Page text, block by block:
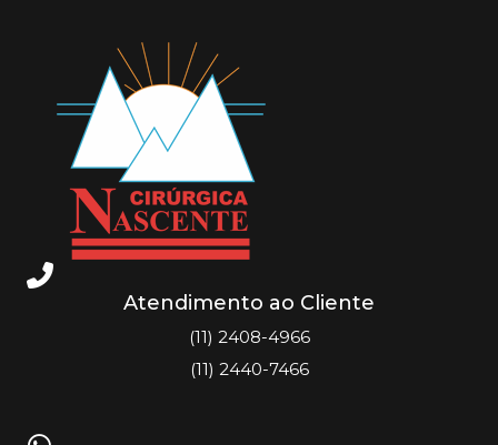
Atendimento ao Cliente
(11) 2408-4966
(11) 2440-7466